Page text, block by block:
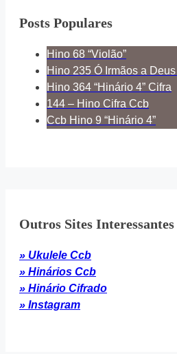
Posts Populares
Hino 68 “Violão”
Hino 235 Ó Irmãos a
Hino 364 “Hinário 4” Cifra
144 – Hino Cifra Ccb
Ccb Hino 9 “Hinário 4”
Outros Sites Interessantes
» Ukulele Ccb
» Hinários Ccb
» Hinário Cifrado
» Instagram